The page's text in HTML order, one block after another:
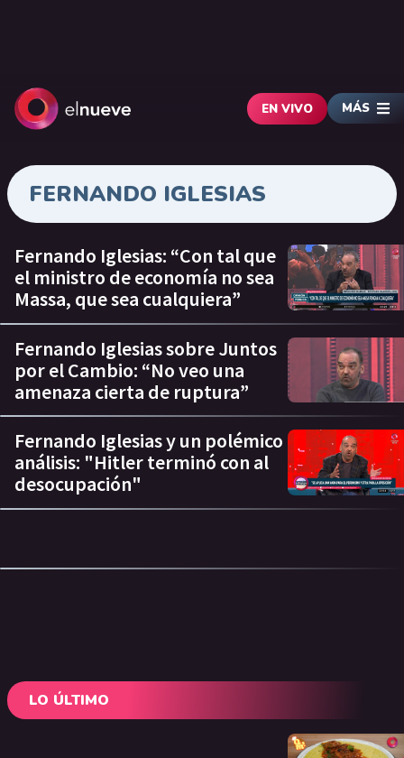
EN VIVO MÁS
FERNANDO IGLESIAS
Fernando Iglesias: “Con tal que
el ministro de economía no sea
Massa, que sea cualquiera”
Fernando Iglesias sobre Juntos
por el Cambio: “No veo una
amenaza cierta de ruptura”
Fernando Iglesias y un polémico
análisis: "Hitler terminó con al
desocupación"
LO ÚLTIMO